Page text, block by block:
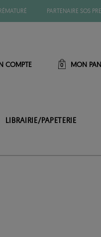
PARTENAIRE SOS
COMPTE 0 MON
LIBRAIRIE/PAPETERIE